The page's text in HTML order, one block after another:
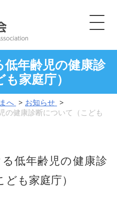
年齢児の健康診
家庭庁）
へ
お知らせ
の健康診断について（こども
低年齢児の健康診
も家庭庁）